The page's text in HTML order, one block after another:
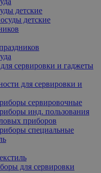
детские
детские
сервировки и гаджеты
для сервировки и
сервировочные
инд. пользования
приборов
специальные
для сервировки